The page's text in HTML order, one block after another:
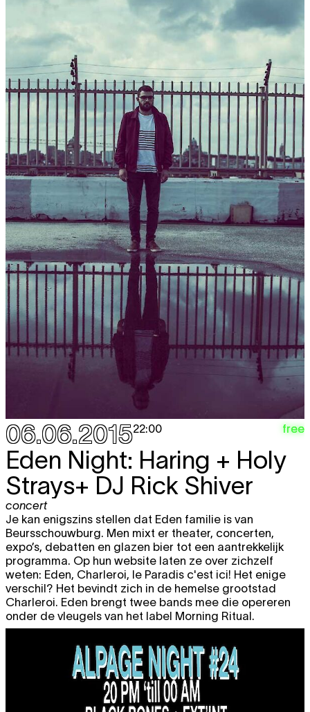
06.06.201522:00 free
Eden Night: Haring + Holy
Strays+ DJ Rick Shiver
concert
Je kan enigszins stellen dat Eden familie is van
Beursschouwburg. Men mixt er theater, concerten,
expo’s, debatten en glazen bier tot een aantrekkelijk
programma. Op hun website laten ze over zichzelf
weten: Eden, Charleroi, le Paradis c'est ici! Het enige
verschil? Het bevindt zich in de hemelse grootstad
Charleroi. Eden brengt twee bands mee die opereren
onder de vleugels van het label Morning Ritual.